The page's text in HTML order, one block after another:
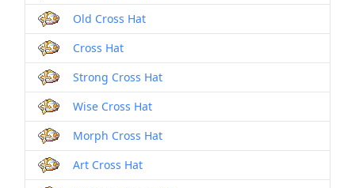
Old Cross Hat
Cross Hat
Strong Cross Hat
Wise Cross Hat
Morph Cross Hat
Art Cross Hat